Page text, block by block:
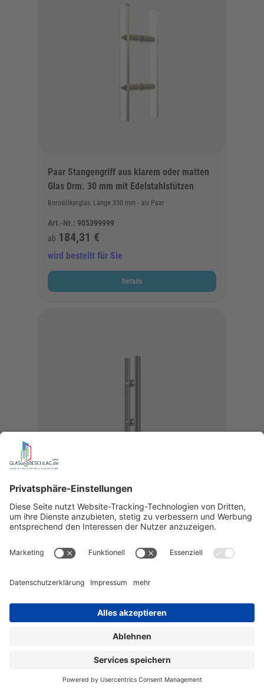
Paar Stangengriff aus klarem oder matten
Glas Drm. 30 mm mit Edelstahlstützen
Borosilikatglas, Länge 350 mm - als Paar
Art.-Nr.: 905399999
ab 184,31 €
wird bestellt für Sie
Details
Griffstangenpaar Manet aus Edelstahl, in
verschiedenen Längen
185,64 €
Details